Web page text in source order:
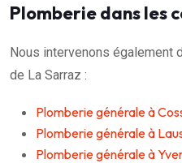
Plomberie dans les
Nous intervenons également
de La Sarraz :
Plomberie générale à
Plomberie générale à
Plomberie générale à